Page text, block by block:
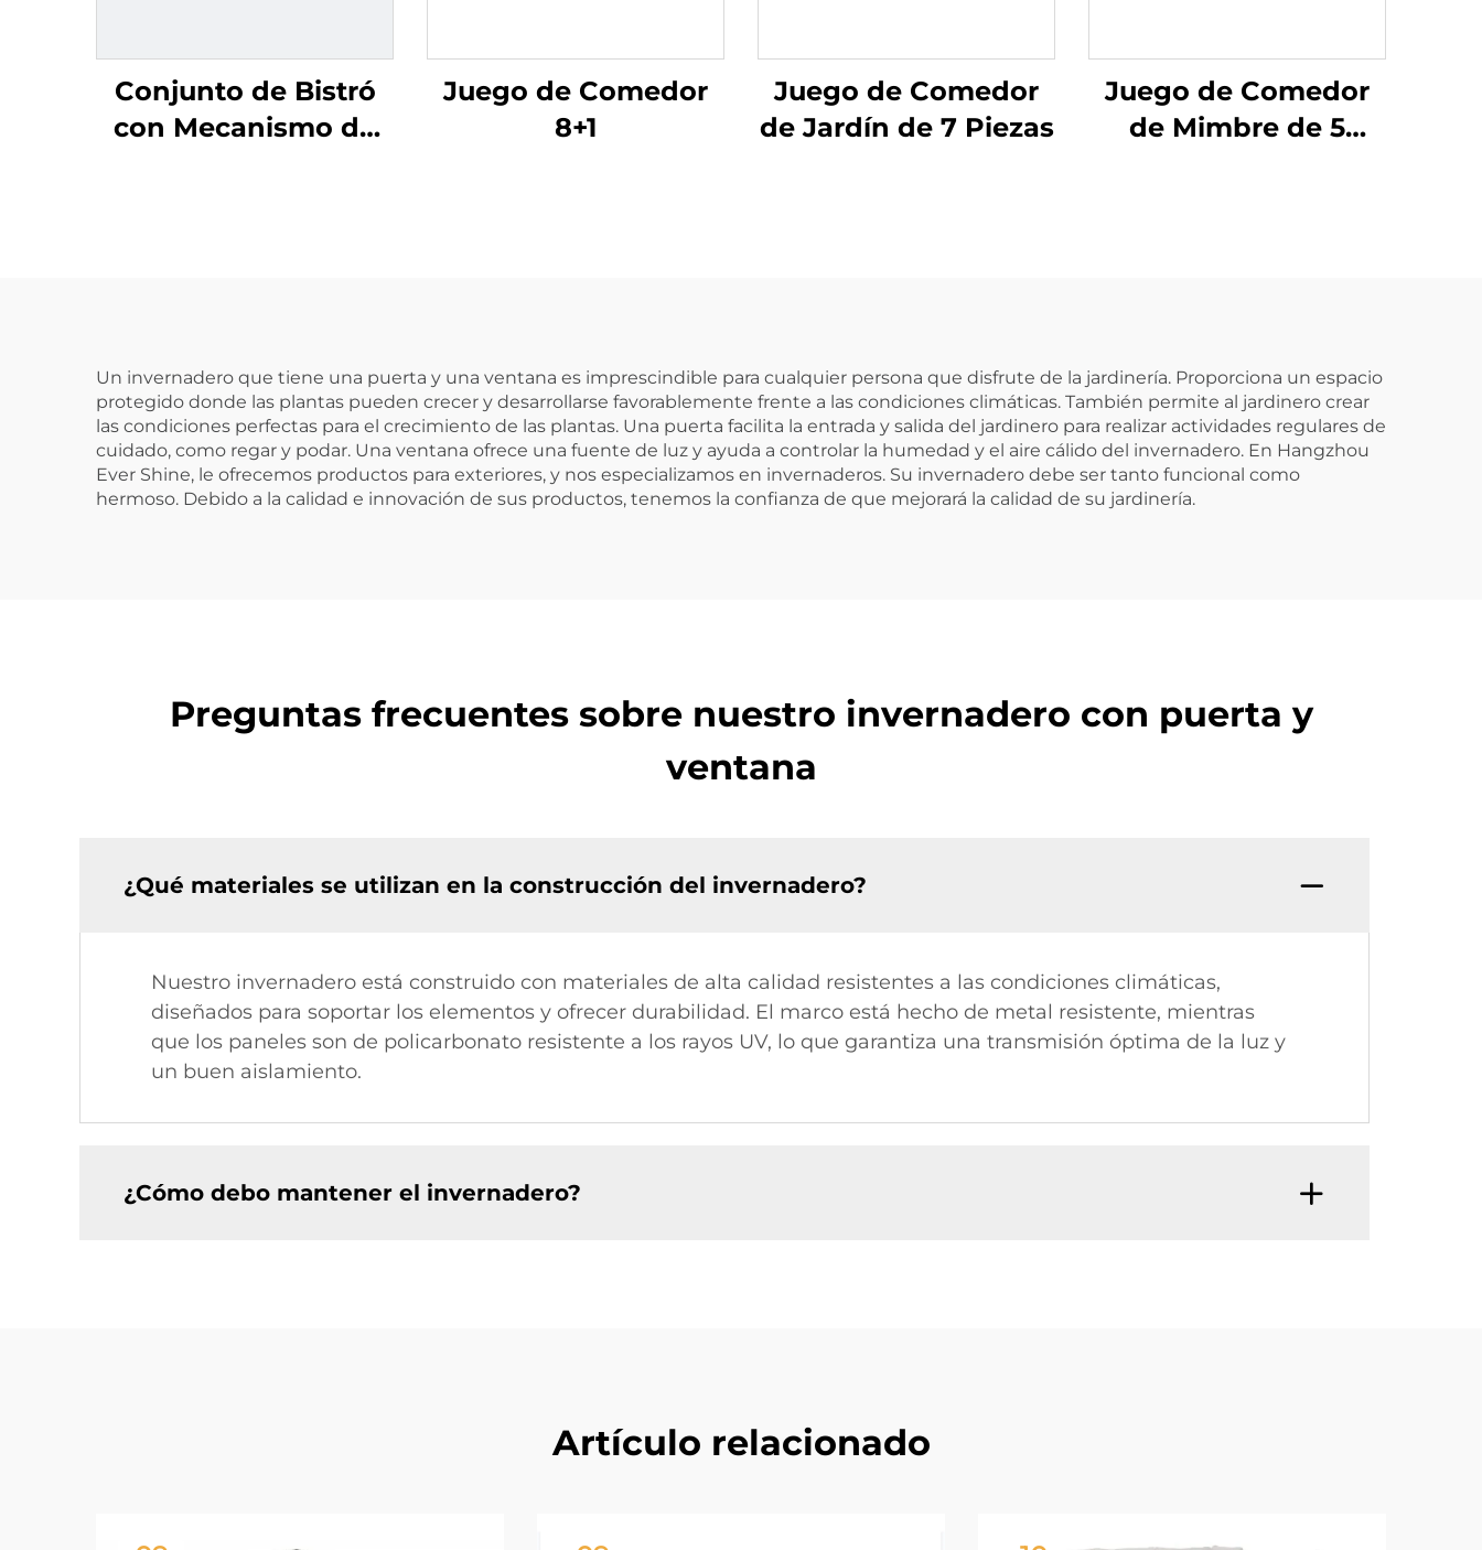
Conjunto de Bistró
con Mecanismo de
Juego de Comedor
8+1
Juego de Comedor
de Jardín de 7 Piezas
Juego de Comedor
de Mimbre de 5
Un invernadero que tiene una puerta y una ventana es imprescindible para cualquier persona que disfrute de la jardinería. Proporciona un espacio
protegido donde las plantas pueden crecer y desarrollarse favorablemente frente a las condiciones climáticas. También permite al jardinero crear
las condiciones perfectas para el crecimiento de las plantas. Una puerta facilita la entrada y salida del jardinero para realizar actividades regulares de
cuidado, como regar y podar. Una ventana ofrece una fuente de luz y ayuda a controlar la humedad y el aire cálido del invernadero. En Hangzhou
Ever Shine, le ofrecemos productos para exteriores, y nos especializamos en invernaderos. Su invernadero debe ser tanto funcional como
hermoso. Debido a la calidad e innovación de sus productos, tenemos la confianza de que mejorará la calidad de su jardinería.
Preguntas frecuentes sobre nuestro invernadero con puerta y
ventana
¿Qué materiales se utilizan en la construcción del invernadero?
Nuestro invernadero está construido con materiales de alta calidad resistentes a las condiciones climáticas,
diseñados para soportar los elementos y ofrecer durabilidad. El marco está hecho de metal resistente, mientras
que los paneles son de policarbonato resistente a los rayos UV, lo que garantiza una transmisión óptima de la luz y
un buen aislamiento.
¿Cómo debo mantener el invernadero?
Artículo relacionado